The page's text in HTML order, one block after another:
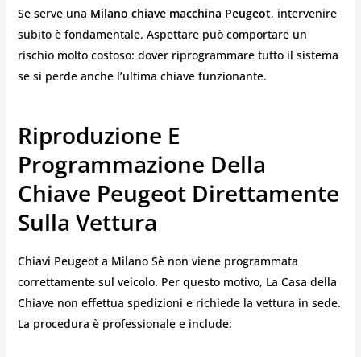
Se serve una Milano chiave macchina Peugeot, intervenire
subito è fondamentale. Aspettare può comportare un
rischio molto costoso: dover riprogrammare tutto il sistema
se si perde anche l’ultima chiave funzionante.
Riproduzione E
Programmazione Della
Chiave Peugeot Direttamente
Sulla Vettura
Chiavi Peugeot a Milano Sè non viene programmata
correttamente sul veicolo. Per questo motivo, La Casa della
Chiave non effettua spedizioni e richiede la vettura in sede.
La procedura è professionale e include: